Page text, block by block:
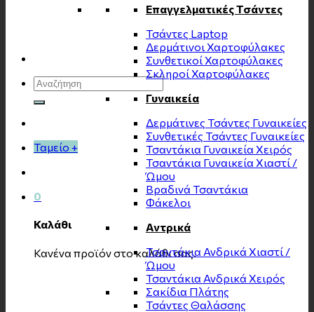
Αναζήτηση
για:
Ταμείο +
0
Καλάθι
Κανένα προϊόν στο καλάθι σας.
Επαγγελματικές Τσάντες
Τσάντες Laptop
Δερμάτινοι Χαρτοφύλακες
Συνθετικοί Χαρτοφύλακες
Σκληροί Χαρτοφύλακες
Γυναικεία
Δερμάτινες Τσάντες Γυναικείες
Συνθετικές Τσάντες Γυναικείες
Τσαντάκια Γυναικεία Χειρός
Τσαντάκια Γυναικεία Χιαστί /
Ώμου
Βραδινά Τσαντάκια
Φάκελοι
Αντρικά
Τσαντάκια Ανδρικά Χιαστί /
Ώμου
Τσαντάκια Ανδρικά Χειρός
Σακίδια Πλάτης
Τσάντες Θαλάσσης